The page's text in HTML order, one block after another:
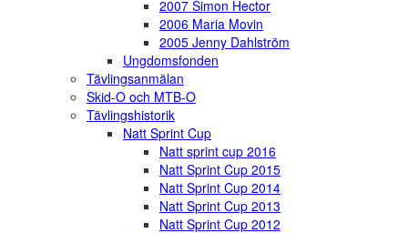
2007 Simon Hector
2006 Maria Movin
2005 Jenny Dahlström
Ungdomsfonden
Tävlingsanmälan
Skid-O och MTB-O
Tävlingshistorik
Natt Sprint Cup
Natt sprint cup 2016
Natt Sprint Cup 2015
Natt Sprint Cup 2014
Natt Sprint Cup 2013
Natt Sprint Cup 2012